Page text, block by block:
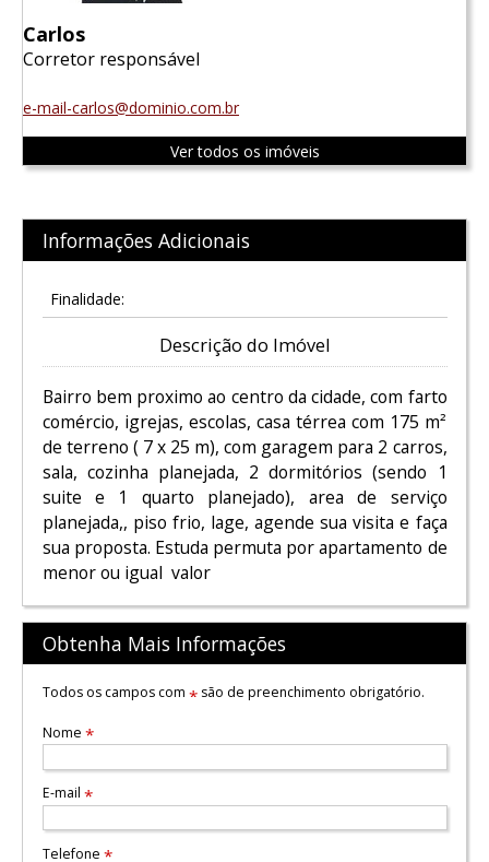
Carlos
Corretor responsável
e-mail-carlos@dominio.com.br
Ver todos os imóveis
Informações Adicionais
Finalidade:
Descrição do Imóvel
Bairro bem proximo ao centro da cidade, com farto
comércio, igrejas, escolas, casa térrea com 175 m²
de terreno ( 7 x 25 m), com garagem para 2 carros,
sala, cozinha planejada, 2 dormitórios (sendo 1
suite e 1 quarto planejado), area de serviço
planejada,, piso frio, lage, agende sua visita e faça
sua proposta. Estuda permuta por apartamento de
menor ou igual valor
Obtenha Mais Informações
Todos os campos com *são de preenchimento obrigatório.
Nome *
E-mail *
Telefone *